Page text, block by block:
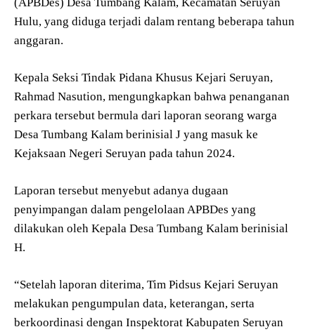
(APBDes) Desa Tumbang Kalam, Kecamatan Seruyan
Hulu, yang diduga terjadi dalam rentang beberapa tahun
anggaran.
Kepala Seksi Tindak Pidana Khusus Kejari Seruyan,
Rahmad Nasution, mengungkapkan bahwa penanganan
perkara tersebut bermula dari laporan seorang warga
Desa Tumbang Kalam berinisial J yang masuk ke
Kejaksaan Negeri Seruyan pada tahun 2024.
Laporan tersebut menyebut adanya dugaan
penyimpangan dalam pengelolaan APBDes yang
dilakukan oleh Kepala Desa Tumbang Kalam berinisial
H.
“Setelah laporan diterima, Tim Pidsus Kejari Seruyan
melakukan pengumpulan data, keterangan, serta
berkoordinasi dengan Inspektorat Kabupaten Seruyan